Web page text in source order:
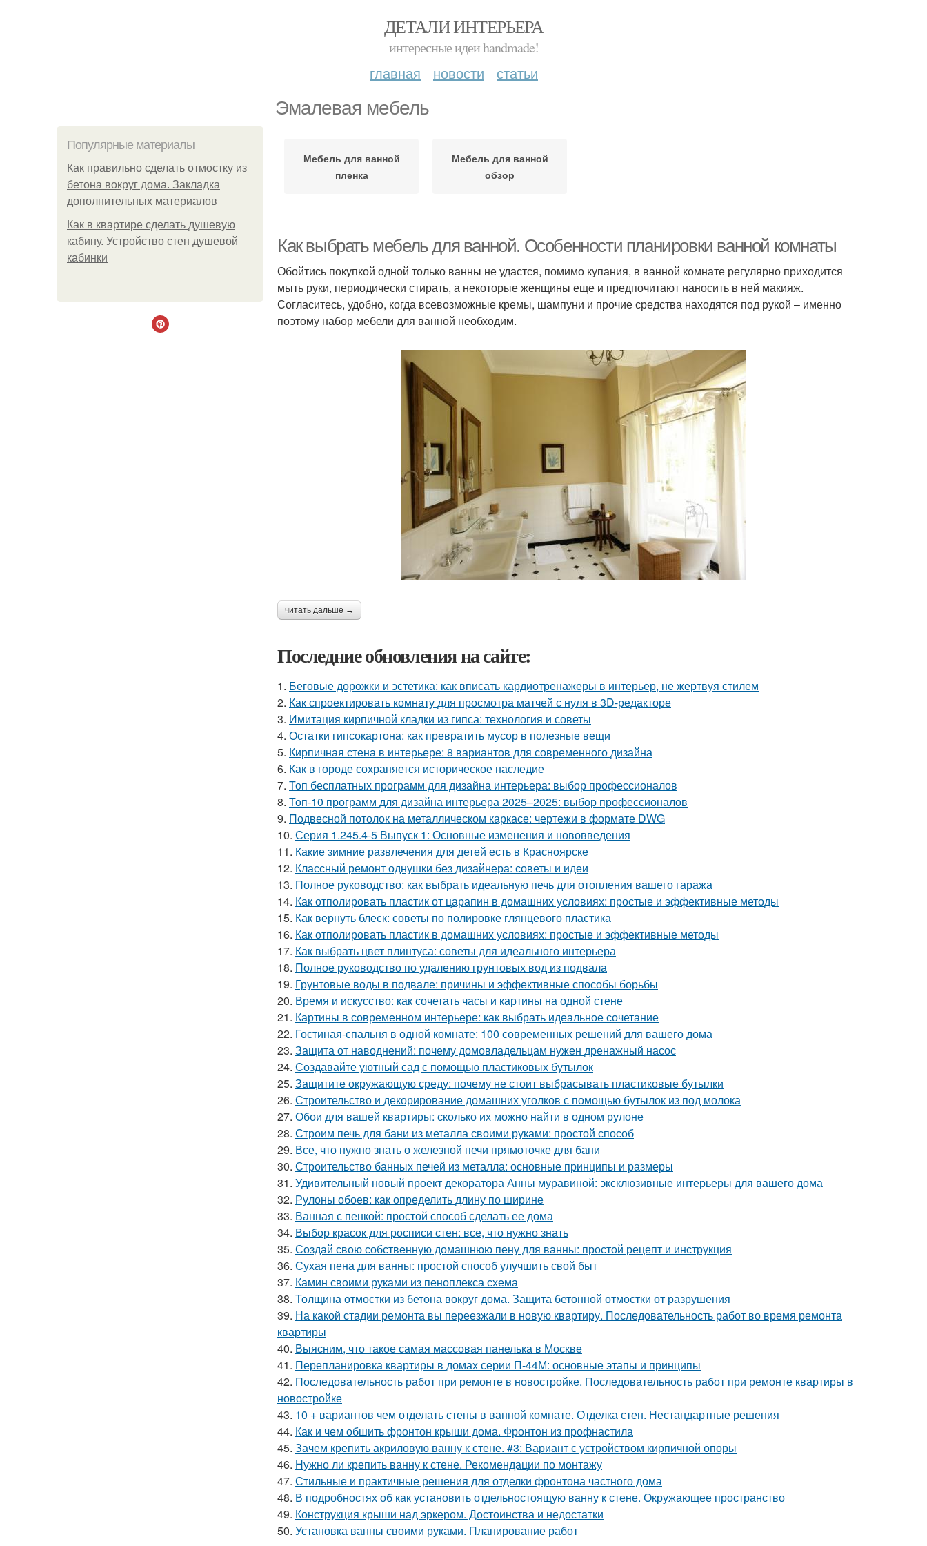
ДЕТАЛИ ИНТЕРЬЕРА
интересные идеи handmade!
главная новости статьи
Эмалевая мебель
Популярные материалы
Как правильно сделать отмостку из
бетона вокруг дома. Закладка
дополнительных материалов
Как в квартире сделать душевую
кабину. Устройство стен душевой
кабинки
Мебель для ванной
пленка
Мебель для ванной
обзор
Как выбрать мебель для ванной. Особенности планировки ванной комнаты
Обойтись покупкой одной только ванны не удастся, помимо купания, в ванной комнате регулярно приходится
мыть руки, периодически стирать, а некоторые женщины еще и предпочитают наносить в ней макияж.
Согласитесь, удобно, когда всевозможные кремы, шампуни и прочие средства находятся под рукой – именно
поэтому набор мебели для ванной необходим.
читать дальше →
Последние обновления на сайте:
1. Беговые дорожки и эстетика: как вписать кардиотренажеры в интерьер, не жертвуя стилем
2. Как спроектировать комнату для просмотра матчей с нуля в 3D-редакторе
3. Имитация кирпичной кладки из гипса: технология и советы
4. Остатки гипсокартона: как превратить мусор в полезные вещи
5. Кирпичная стена в интерьере: 8 вариантов для современного дизайна
6. Как в городе сохраняется историческое наследие
7. Топ бесплатных программ для дизайна интерьера: выбор профессионалов
8. Топ-10 программ для дизайна интерьера 2025–2025: выбор профессионалов
9. Подвесной потолок на металлическом каркасе: чертежи в формате DWG
10. Серия 1.245.4-5 Выпуск 1: Основные изменения и нововведения
11. Какие зимние развлечения для детей есть в Красноярске
12. Классный ремонт однушки без дизайнера: советы и идеи
13. Полное руководство: как выбрать идеальную печь для отопления вашего гаража
14. Как отполировать пластик от царапин в домашних условиях: простые и эффективные методы
15. Как вернуть блеск: советы по полировке глянцевого пластика
16. Как отполировать пластик в домашних условиях: простые и эффективные методы
17. Как выбрать цвет плинтуса: советы для идеального интерьера
18. Полное руководство по удалению грунтовых вод из подвала
19. Грунтовые воды в подвале: причины и эффективные способы борьбы
20. Время и искусство: как сочетать часы и картины на одной стене
21. Картины в современном интерьере: как выбрать идеальное сочетание
22. Гостиная-спальня в одной комнате: 100 современных решений для вашего дома
23. Защита от наводнений: почему домовладельцам нужен дренажный насос
24. Создавайте уютный сад с помощью пластиковых бутылок
25. Защитите окружающую среду: почему не стоит выбрасывать пластиковые бутылки
26. Строительство и декорирование домашних уголков с помощью бутылок из под молока
27. Обои для вашей квартиры: сколько их можно найти в одном рулоне
28. Строим печь для бани из металла своими руками: простой способ
29. Все, что нужно знать о железной печи прямоточке для бани
30. Строительство банных печей из металла: основные принципы и размеры
31. Удивительный новый проект декоратора Анны муравиной: эксклюзивные интерьеры для вашего дома
32. Рулоны обоев: как определить длину по ширине
33. Ванная с пенкой: простой способ сделать ее дома
34. Выбор красок для росписи стен: все, что нужно знать
35. Создай свою собственную домашнюю пену для ванны: простой рецепт и инструкция
36. Сухая пена для ванны: простой способ улучшить свой быт
37. Камин своими руками из пеноплекса схема
38. Толщина отмостки из бетона вокруг дома. Защита бетонной отмостки от разрушения
39. На какой стадии ремонта вы переезжали в новую квартиру. Последовательность работ во время ремонта
квартиры
40. Выясним, что такое самая массовая панелька в Москве
41. Перепланировка квартиры в домах серии П-44М: основные этапы и принципы
42. Последовательность работ при ремонте в новостройке. Последовательность работ при ремонте квартиры в
новостройке
43. 10 + вариантов чем отделать стены в ванной комнате. Отделка стен. Нестандартные решения
44. Как и чем обшить фронтон крыши дома. Фронтон из профнастила
45. Зачем крепить акриловую ванну к стене. #3: Вариант с устройством кирпичной опоры
46. Нужно ли крепить ванну к стене. Рекомендации по монтажу
47. Стильные и практичные решения для отделки фронтона частного дома
48. В подробностях об как установить отдельностоящую ванну к стене. Окружающее пространство
49. Конструкция крыши над эркером. Достоинства и недостатки
50. Установка ванны своими руками. Планирование работ